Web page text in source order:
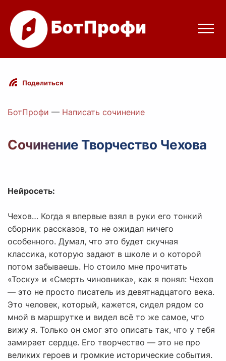
Режимы бота
Цены
Поделиться
БотПрофи — Написать сочинение
Сочинение Творчество Чехова
Нейросеть:
Чехов… Когда я впервые взял в руки его тонкий
сборник рассказов, то не ожидал ничего
особенного. Думал, что это будет скучная
классика, которую задают в школе и о которой
потом забываешь. Но стоило мне прочитать
«Тоску» и «Смерть чиновника», как я понял: Чехов
— это не просто писатель из девятнадцатого века.
Это человек, который, кажется, сидел рядом со
мной в маршрутке и видел всё то же самое, что
вижу я. Только он смог это описать так, что у тебя
замирает сердце. Его творчество — это не про
великих героев и громкие исторические события.